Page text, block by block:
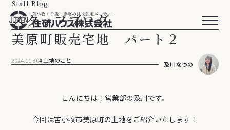
Staff Blog
スタッフブログ
美原町販売宅地 パート２
2024.11.30 土地のこと 及川 なつの
こんにちは！営業部の及川です。
今回は苫小牧市美原町の土地をご紹介いたします！